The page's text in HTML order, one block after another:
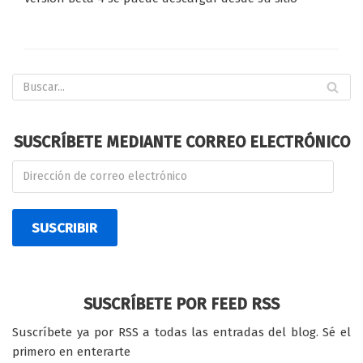
SUSCRÍBETE MEDIANTE CORREO ELECTRÓNICO
SUSCRIBIR
SUSCRÍBETE POR FEED RSS
Suscríbete ya por RSS a todas las entradas del blog. Sé el
primero en enterarte